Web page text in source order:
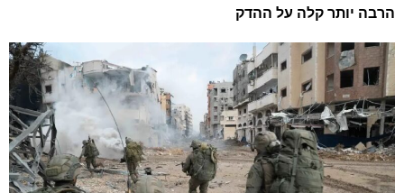
הרבה יותר קלה על ההדק